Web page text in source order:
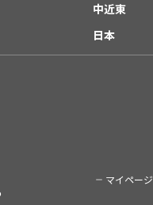
中近東
日本
マイページ